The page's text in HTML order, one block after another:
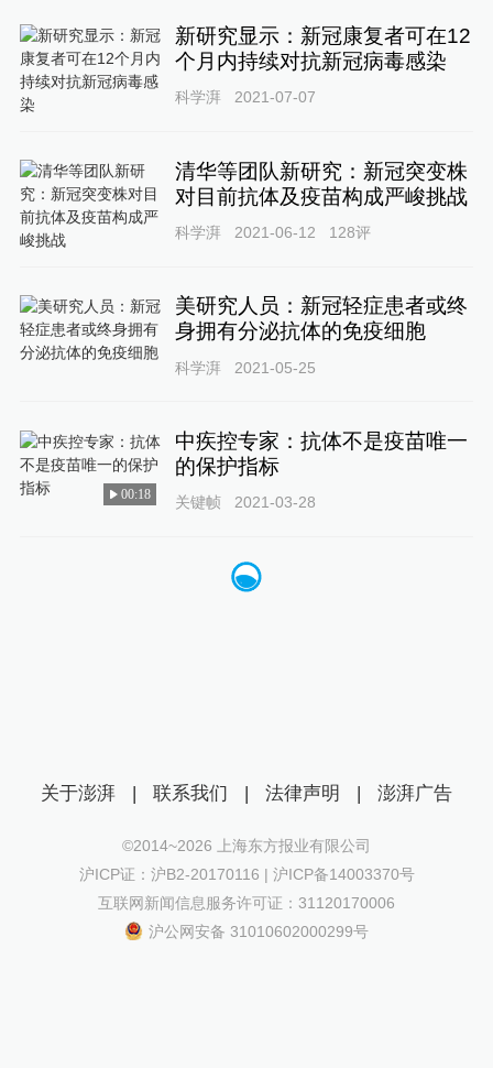
新研究显示：新冠康复者可在12
个月内持续对抗新冠病毒感染
科学湃 2021-07-07
清华等团队新研究：新冠突变株
对目前抗体及疫苗构成严峻挑战
科学湃 2021-06-12 128评
美研究人员：新冠轻症患者或终
身拥有分泌抗体的免疫细胞
科学湃 2021-05-25
00:18
中疾控专家：抗体不是疫苗唯一
的保护指标
关键帧 2021-03-28
关于澎湃 | 联系我们 | 法律声明 | 澎湃广告
©2014~2026 上海东方报业有限公司
沪ICP证：沪B2-20170116 | 沪ICP备14003370号
互联网新闻信息服务许可证：31120170006
沪公网安备 31010602000299号